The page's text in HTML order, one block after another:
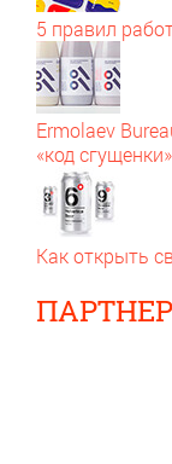
5 правил
Ermolaev
«код
Как открыть